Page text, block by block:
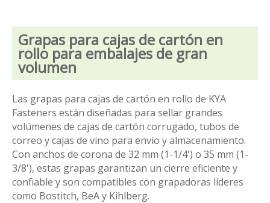
Grapas para cajas de cartón en
rollo para embalajes de gran
volumen
Las grapas para cajas de cartón en rollo de KYA
Fasteners están diseñadas para sellar grandes
volúmenes de cajas de cartón corrugado, tubos de
correo y cajas de vino para envío y almacenamiento.
Con anchos de corona de 32 mm (1-1/4') o 35 mm (1-
3/8'), estas grapas garantizan un cierre eficiente y
confiable y son compatibles con grapadoras líderes
como Bostitch, BeA y Kihlberg.